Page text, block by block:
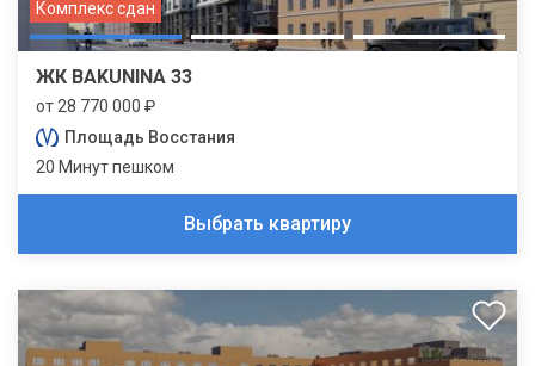
Комплекс сдан
ЖК BAKUNINA 33
от 28 770 000 ₽
Площадь Восстания
20 Минут пешком
Выбрать квартиру